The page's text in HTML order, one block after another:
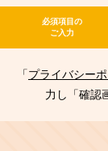
必須項目の
ご入力
「プライバシー
力し「確認